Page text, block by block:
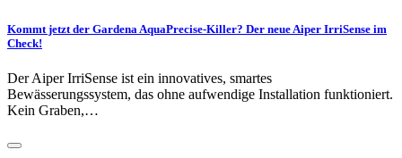
Kommt jetzt der Gardena AquaPrecise-Killer? Der neue Aiper IrriSense im
Check!
Der Aiper IrriSense ist ein innovatives, smartes
Bewässerungssystem, das ohne aufwendige Installation funktioniert.
Kein Graben,…